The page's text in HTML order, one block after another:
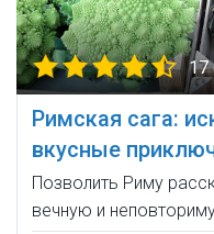
17
Римская сага:
вкусные
Позволить Риму
вечную и